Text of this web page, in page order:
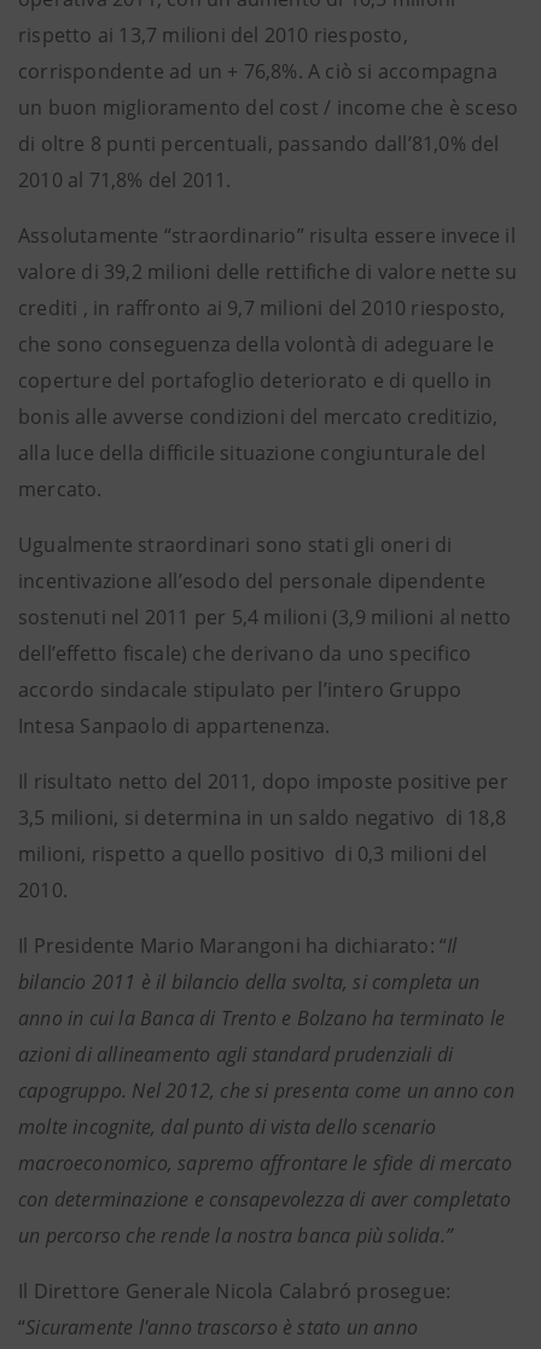
rispetto ai 13,7 milioni del 2010 riesposto,
corrispondente ad un + 76,8%. A ciò si accompagna
un buon miglioramento del cost / income che è sceso
di oltre 8 punti percentuali, passando dall’81,0% del
2010 al 71,8% del 2011.
Assolutamente “straordinario” risulta essere invece il
valore di 39,2 milioni delle rettifiche di valore nette su
crediti , in raffronto ai 9,7 milioni del 2010 riesposto,
che sono conseguenza della volontà di adeguare le
coperture del portafoglio deteriorato e di quello in
bonis alle avverse condizioni del mercato creditizio,
alla luce della difficile situazione congiunturale del
mercato.
Ugualmente straordinari sono stati gli oneri di
incentivazione all’esodo del personale dipendente
sostenuti nel 2011 per 5,4 milioni (3,9 milioni al netto
dell’effetto fiscale) che derivano da uno specifico
accordo sindacale stipulato per l’intero Gruppo
Intesa Sanpaolo di appartenenza.
Il risultato netto del 2011, dopo imposte positive per
3,5 milioni, si determina in un saldo negativo di 18,8
milioni, rispetto a quello positivo di 0,3 milioni del
2010.
Il Presidente Mario Marangoni ha dichiarato: “Il
bilancio 2011 è il bilancio della svolta, si completa un
anno in cui la Banca di Trento e Bolzano ha terminato le
azioni di allineamento agli standard prudenziali di
capogruppo. Nel 2012, che si presenta come un anno con
molte incognite, dal punto di vista dello scenario
macroeconomico, sapremo affrontare le sfide di mercato
con determinazione e consapevolezza di aver completato
un percorso che rende la nostra banca più solida.”
Il Direttore Generale Nicola Calabró prosegue:
“Sicuramente l'anno trascorso è stato un anno